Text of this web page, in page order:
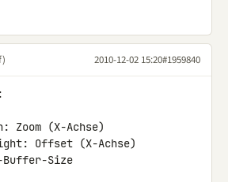
2010-12-02 15:20#1959840